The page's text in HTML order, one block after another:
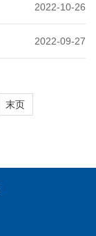
2022-10-26
2022-09-27
末页